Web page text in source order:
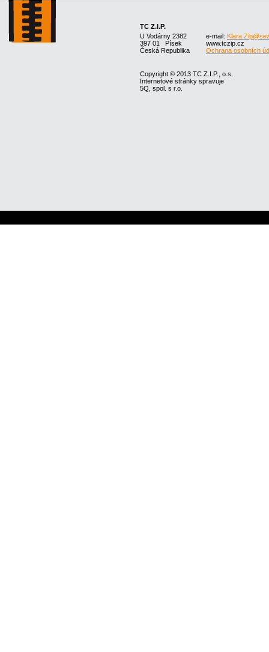
TC Z.I.P.
U Vodárny 2382
397 01 Písek
Česká Republika
e-mail:
www.tczip.cz
Ochrana osobních
Copyright © 2013 TC Z.I.P., o.s.
Internetové stránky spravuje
5Q, spol. s r.o.